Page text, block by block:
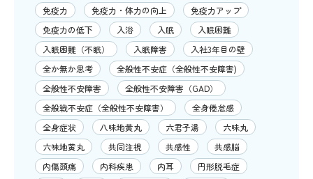
免疫力
免疫力・体力の向上
免疫力アップ
免疫力の低下
入浴 入眠
入眠困難
入眠困難（不眠）
入眠障害
入社3年目の壁
全か無か思考
全般性不安症（全般性不安障害)
全般性不安障害
全般性不安障害（GAD）
全般戦不安症（全般性不安障害）
全身倦怠感
全身症状
八味地黄丸 六君子湯
六味丸
六味地黄丸
共同注視 共感性
共感脳
内傷頭痛
内科疾患 内耳
円形脱毛症